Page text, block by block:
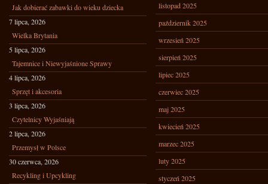
Jak dobierać zabawki do wieku dziecka
7 lipca, 2026
Wielka Brytania
5 lipca, 2026
Tajemnice i Niewyjaśnione Sprawy
4 lipca, 2026
Sprzęt i akcesoria
3 lipca, 2026
Czytelnicy Wyjaśniają
2 lipca, 2026
Przemysł w Polsce
30 czerwca, 2026
Recykling i Upcykling
listopad 2025
październik 2025
wrzesień 2025
sierpień 2025
lipiec 2025
czerwiec 2025
maj 2025
kwiecień 2025
marzec 2025
luty 2025
styczeń 2025